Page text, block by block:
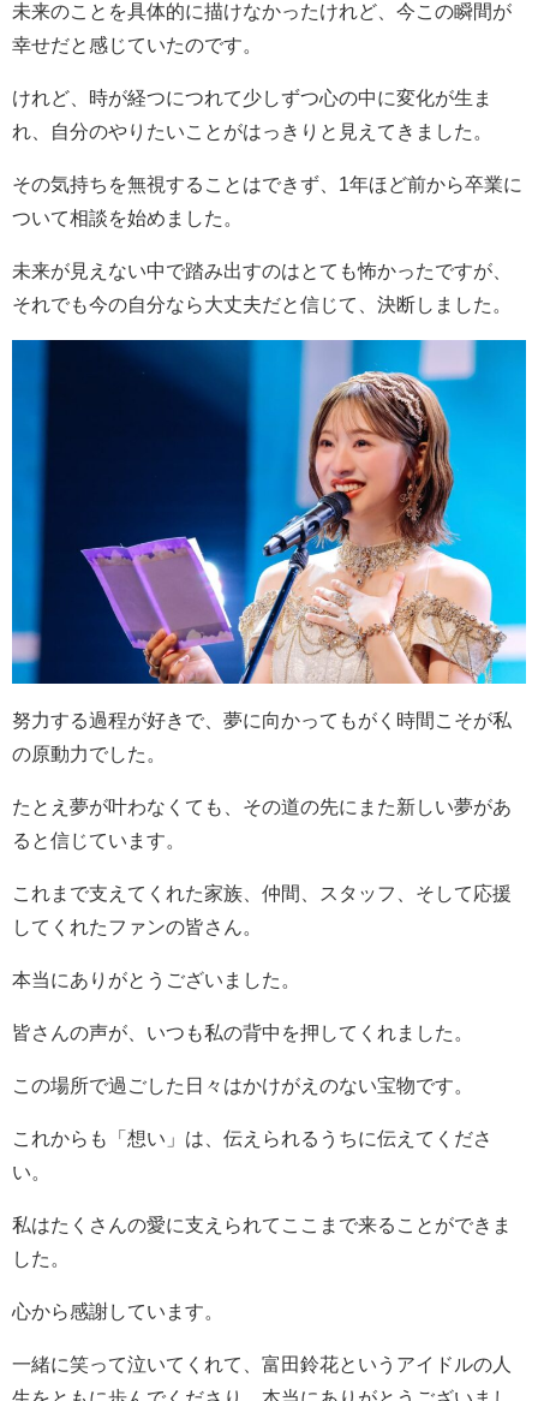
未来のことを具体的に描けなかったけれど、今この瞬間が
幸せだと感じていたのです。
けれど、時が経つにつれて少しずつ心の中に変化が生ま
れ、自分のやりたいことがはっきりと見えてきました。
その気持ちを無視することはできず、 1年ほど前から卒業に
ついて相談を始めました。
未来が見えない中で踏み出すのはとても怖かったですが、
それでも今の自分なら大丈夫だと信じて、決断しました。
努力する過程が好きで、夢に向かってもがく時間こそが私
の原動力でした。
たとえ夢が叶わなくても、その道の先にまた新しい夢があ
ると信じています。
これまで支えてくれた家族、仲間、スタッフ、そして応援
してくれたファンの皆さん。
本当にありがとうございました。
皆さんの声が、いつも私の背中を押してくれました。
この場所で過ごした日々はかけがえのない宝物です。
これからも「想い」は、伝えられるうちに伝えてくださ
い。
私はたくさんの愛に支えられてここまで来ることができま
した。
心から感謝しています。
一緒に笑って泣いてくれて、富田鈴花というアイドルの人
生をともに歩んでくださり、本当にありがとうございまし